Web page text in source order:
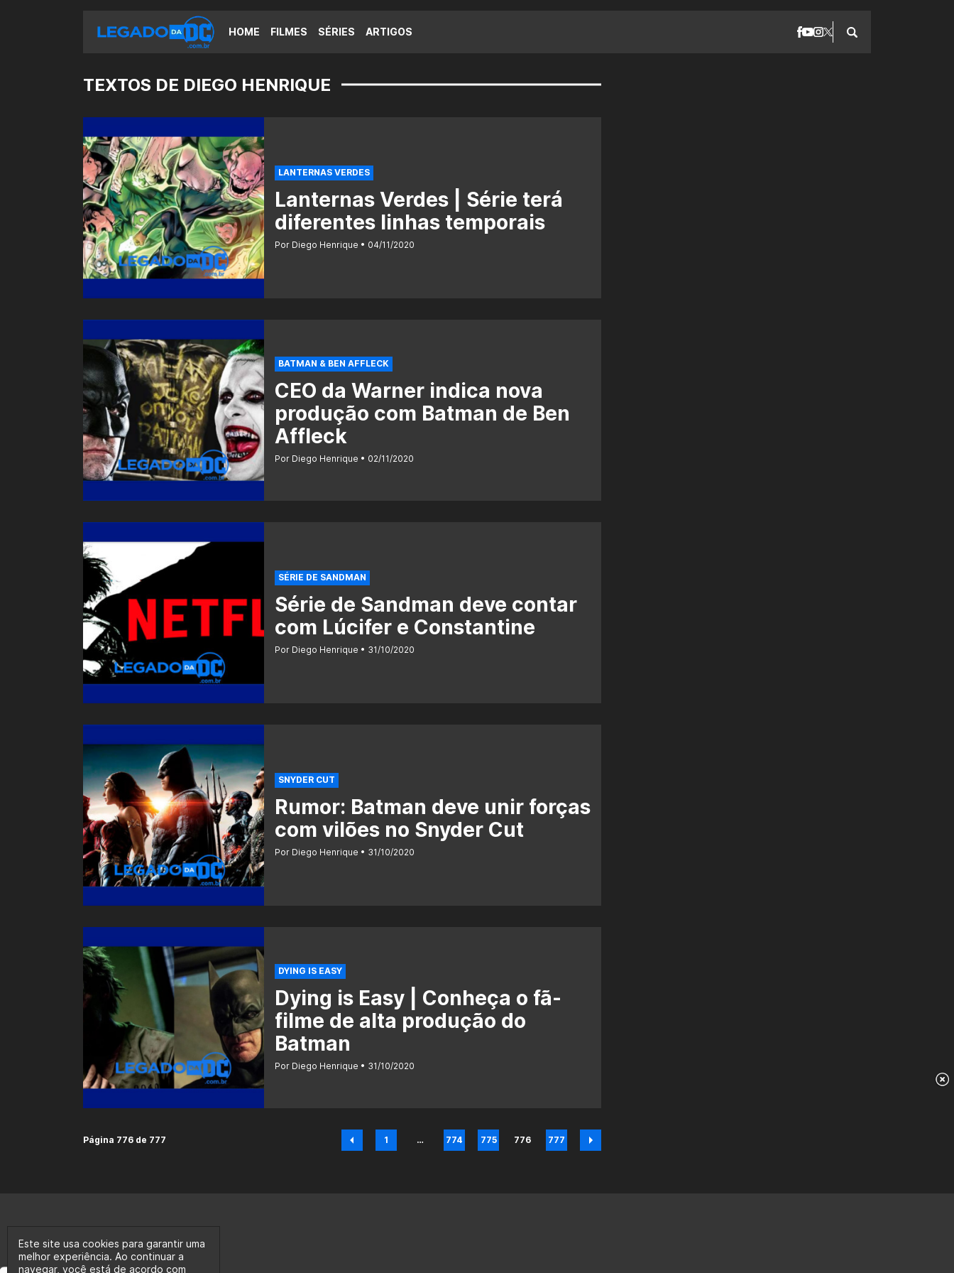
HOME FILMES SÉRIES ARTIGOS
TEXTOS DE DIEGO HENRIQUE
LANTERNAS VERDES
Lanternas Verdes | Série terá
diferentes linhas temporais
Por Diego Henrique 04/11/2020
BATMAN & BEN AFFLECK
CEO da Warner indica nova
produção com Batman de Ben
Affleck
Por Diego Henrique 02/11/2020
SÉRIE DE SANDMAN
Série de Sandman deve contar
com Lúcifer e Constantine
Por Diego Henrique 31/10/2020
SNYDER CUT
Rumor: Batman deve unir forças
com vilões no Snyder Cut
Por Diego Henrique 31/10/2020
DYING IS EASY
Dying is Easy | Conheça o fã-
filme de alta produção do
Batman
Por Diego Henrique 31/10/2020
Página 776 de 777
Página
1
…
Página
774
Página
775
Página
776
Página
777
Este site usa cookies para garantir uma
melhor experiência. Ao continuar a
navegar, você está de acordo com